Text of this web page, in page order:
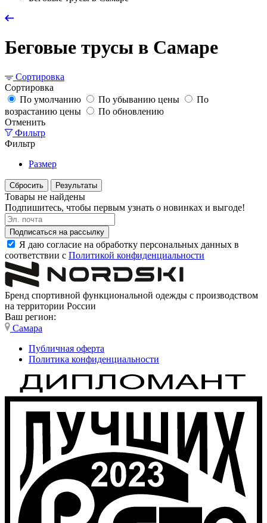
Беговые трусы в Самаре
Сортировка
Сортировка
По умолчанию
По убыванию цены
По
возрастанию цены
По обновлению
Отменить
Фильтр
Фильтр
Размер
Сбросить Результаты
Товары не найдены
Подпишитесь, чтобы первым узнать о новинках и выгоде!
Подписаться на рассылку
Я даю согласие на обработку персональных данных в
соответствии с Политикой конфиденциальности
Бренд спортивной функциональной одежды с производством
на территории России
Ваш регион:
Самара
Публичная оферта
Политика конфиденциальности